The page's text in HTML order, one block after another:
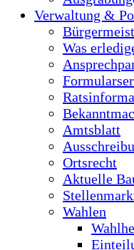
Verwaltung &
Was
Amtsblatt
Ortsrecht
Aktuelle
Wahlen